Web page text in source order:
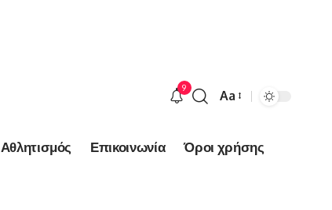
9
Font
Aa
Αθλητισμός Επικοινωνία Όροι χρήσης